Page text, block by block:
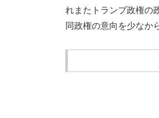
れまたトランプ政権の
同政権の意向を少なか